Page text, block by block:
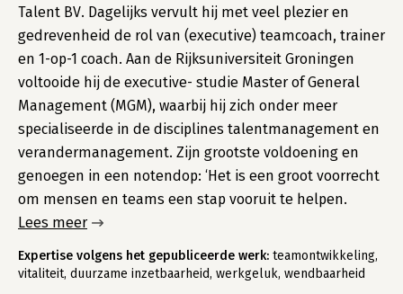
Talent BV. Dagelijks vervult hij met veel plezier en
gedrevenheid de rol van (executive) teamcoach, trainer
en 1-op-1 coach. Aan de Rijksuniversiteit Groningen
voltooide hij de executive- studie Master of General
Management (MGM), waarbij hij zich onder meer
specialiseerde in de disciplines talentmanagement en
verandermanagement. Zijn grootste voldoening en
genoegen in een notendop: ‘Het is een groot voorrecht
om mensen en teams een stap vooruit te helpen.
Lees meer
Expertise volgens het gepubliceerde werk: teamontwikkeling,
vitaliteit, duurzame inzetbaarheid, werkgeluk, wendbaarheid